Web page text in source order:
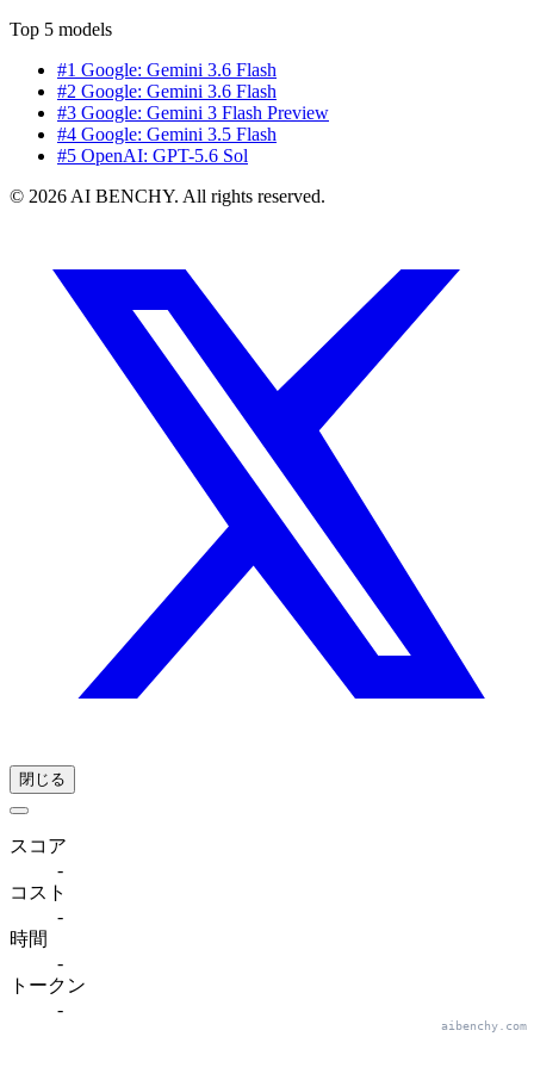
Top 5 models
#1 Google: Gemini 3.6 Flash
#2 Google: Gemini 3.6 Flash
#3 Google: Gemini 3 Flash Preview
#4 Google: Gemini 3.5 Flash
#5 OpenAI: GPT-5.6 Sol
© 2026 AI BENCHY. All rights reserved.
閉じる
スコア
-
コスト
-
時間
-
トークン
-